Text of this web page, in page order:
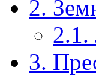
2.
3.